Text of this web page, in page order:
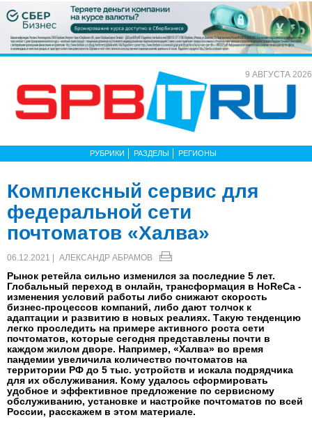
9 АВГУСТА 2026
РУБРИКИ РАЗДЕЛЫ РЕГИОНЫ
Комплексный сервис для
федеральной сети
почтоматов «Халва»
06.12.2021 | АЛЕКСАНДР АБРАМОВ
Рынок ретейла сильно изменился за последние 5 лет.
Глобальный переход в онлайн, трансформация в HoReCa -
изменения условий работы либо снижают скорость
бизнес-процессов компаний, либо дают толчок к
адаптации и развитию в новых реалиях. Такую тенденцию
легко проследить на примере активного роста сети
почтоматов, которые сегодня представлены почти в
каждом жилом дворе. Например, «Халва» во время
пандемии увеличила количество почтоматов на
территории РФ до 5 тыс. устройств и искала подрядчика
для их обслуживания. Кому удалось сформировать
удобное и эффективное предложение по сервисному
обслуживанию, установке и настройке почтоматов по всей
России, расскажем в этом материале.